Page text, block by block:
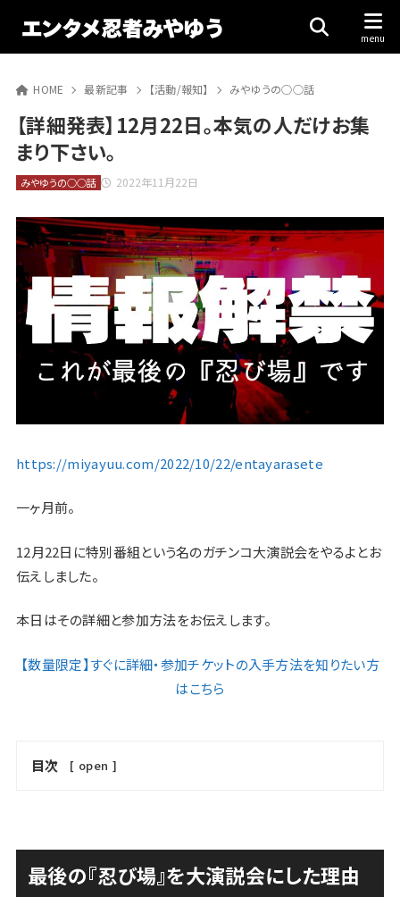
HOME 最新記事 【活動/報知】 みやゆうの○○話
【詳細発表】12月22日。本気の人だけお集
まり下さい。
2022年11月22日
みやゆうの○○話
https://miyayuu.com/2022/10/22/entayarasete
一ヶ月前。
12月22日に特別番組という名のガチンコ大演説会をやるよとお
伝えしました。
本日はその詳細と参加方法をお伝えします。
【数量限定】すぐに詳細・参加チケットの入手方法を知りたい方
はこちら
目次 [ open ]
最後の『忍び場』を大演説会にした理由